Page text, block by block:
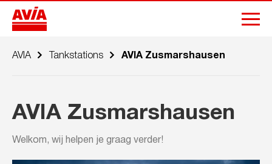
AVIA Tankstations AVIA Zusmarshausen
AVIA Zusmarshausen
Welkom, wij helpen je graag verder!